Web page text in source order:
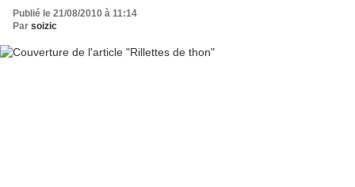
Publié le 21/08/2010 à 11:14
Par soizic